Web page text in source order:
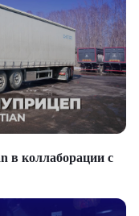
в коллаборации с